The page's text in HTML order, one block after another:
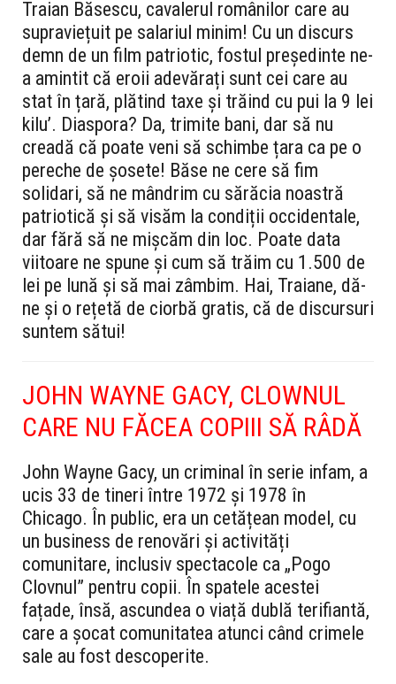
Traian Băsescu, cavalerul românilor care au
supraviețuit pe salariul minim! Cu un discurs
demn de un film patriotic, fostul președinte ne-
a amintit că eroii adevărați sunt cei care au
stat în țară, plătind taxe și trăind cu pui la 9 lei
kilu’. Diaspora? Da, trimite bani, dar să nu
creadă că poate veni să schimbe țara ca pe o
pereche de șosete! Băse ne cere să fim
solidari, să ne mândrim cu sărăcia noastră
patriotică și să visăm la condiții occidentale,
dar fără să ne mișcăm din loc. Poate data
viitoare ne spune și cum să trăim cu 1.500 de
lei pe lună și să mai zâmbim. Hai, Traiane, dă-
ne și o rețetă de ciorbă gratis, că de discursuri
suntem sătui!
JOHN WAYNE GACY, CLOWNUL
CARE NU FĂCEA COPIII SĂ RÂDĂ
John Wayne Gacy, un criminal în serie infam, a
ucis 33 de tineri între 1972 și 1978 în
Chicago. În public, era un cetățean model, cu
un business de renovări și activități
comunitare, inclusiv spectacole ca „Pogo
Clovnul” pentru copii. În spatele acestei
fațade, însă, ascundea o viață dublă terifiantă,
care a șocat comunitatea atunci când crimele
sale au fost descoperite.